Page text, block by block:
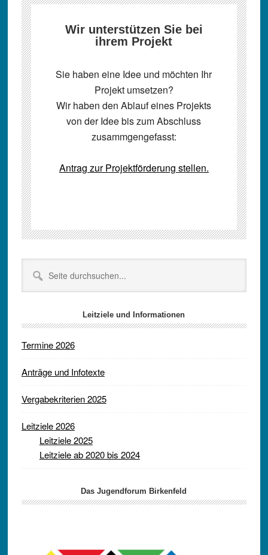
Wir unterstützen Sie bei
ihrem Projekt
Sie haben eine Idee und möchten Ihr
Projekt umsetzen?
Wir haben den Ablauf eines Projekts
von der Idee bis zum Abschluss
zusammgengefasst:
Antrag zur Projektförderung stellen.
Seitenspalte
durchsuchen...
Leitziele und Informationen
Termine 2026
Anträge und Infotexte
Vergabekriterien 2025
Leitziele 2026
Leitziele 2025
Leitziele ab 2020 bis 2024
Das Jugendforum Birkenfeld